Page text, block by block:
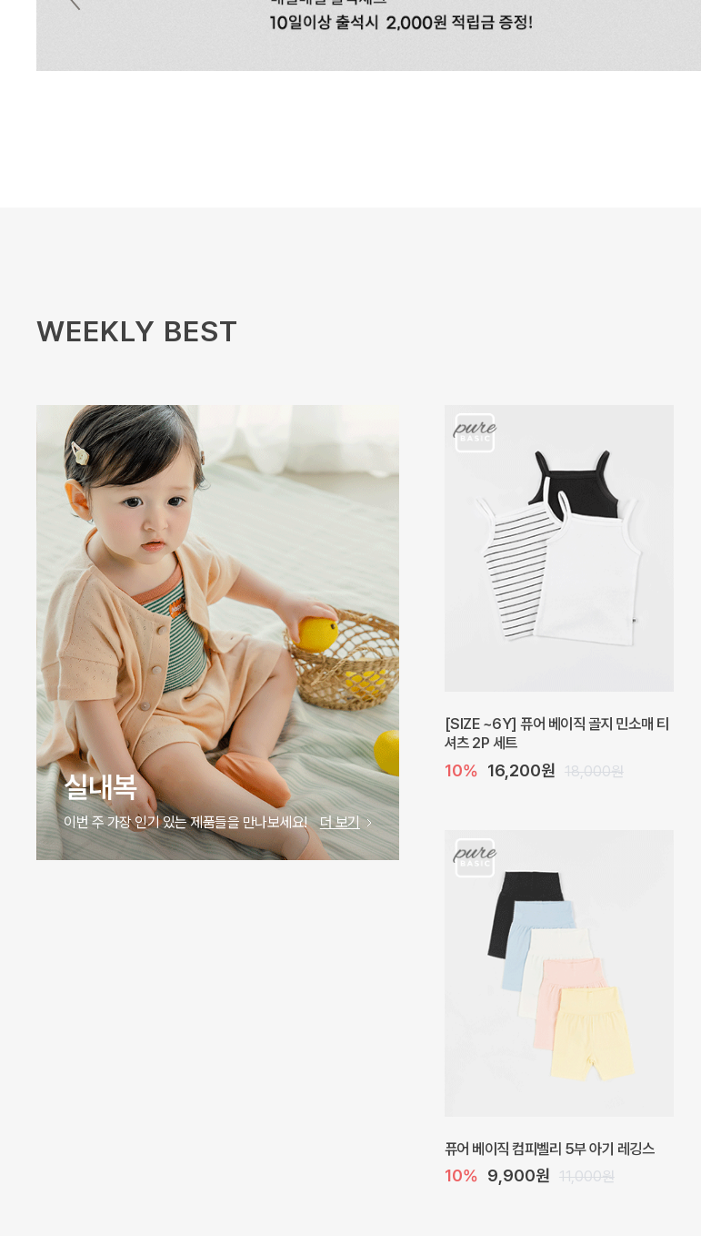
WEEKLY BEST
원피스
이번 주 가장 인기 있는 제품들을 만나보세요! 더 보기
캐더린 뷔스티에 미니 아기 원피스
10% 24,300원
20% 29,600원 37,000원